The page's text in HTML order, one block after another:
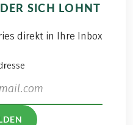
SICH LOHNT
direkt in Ihre Inbox